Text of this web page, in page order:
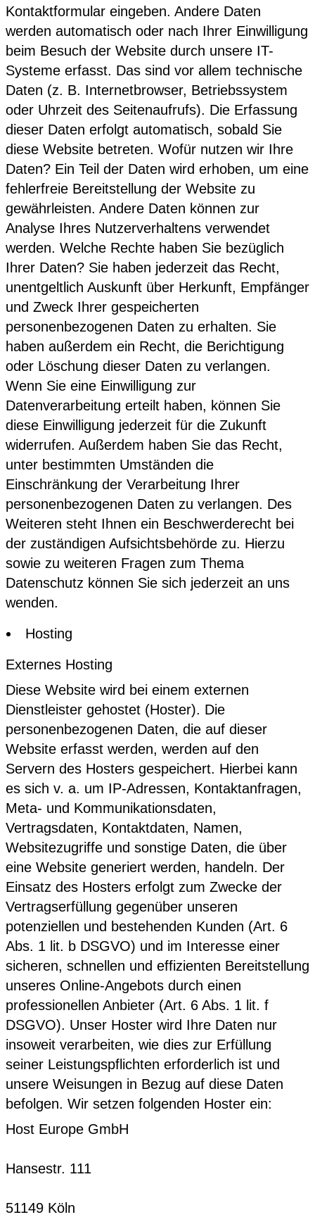
Kontaktformular eingeben. Andere Daten
werden automatisch oder nach Ihrer Einwilligung
beim Besuch der Website durch unsere IT-
Systeme erfasst. Das sind vor allem technische
Daten (z. B. Internetbrowser, Betriebssystem
oder Uhrzeit des Seitenaufrufs). Die Erfassung
dieser Daten erfolgt automatisch, sobald Sie
diese Website betreten. Wofür nutzen wir Ihre
Daten? Ein Teil der Daten wird erhoben, um eine
fehlerfreie Bereitstellung der Website zu
gewährleisten. Andere Daten können zur
Analyse Ihres Nutzerverhaltens verwendet
werden. Welche Rechte haben Sie bezüglich
Ihrer Daten? Sie haben jederzeit das Recht,
unentgeltlich Auskunft über Herkunft, Empfänger
und Zweck Ihrer gespeicherten
personenbezogenen Daten zu erhalten. Sie
haben außerdem ein Recht, die Berichtigung
oder Löschung dieser Daten zu verlangen.
Wenn Sie eine Einwilligung zur
Datenverarbeitung erteilt haben, können Sie
diese Einwilligung jederzeit für die Zukunft
widerrufen. Außerdem haben Sie das Recht,
unter bestimmten Umständen die
Einschränkung der Verarbeitung Ihrer
personenbezogenen Daten zu verlangen. Des
Weiteren steht Ihnen ein Beschwerderecht bei
der zuständigen Aufsichtsbehörde zu. Hierzu
sowie zu weiteren Fragen zum Thema
Datenschutz können Sie sich jederzeit an uns
wenden.
Hosting
Externes Hosting
Diese Website wird bei einem externen
Dienstleister gehostet (Hoster). Die
personenbezogenen Daten, die auf dieser
Website erfasst werden, werden auf den
Servern des Hosters gespeichert. Hierbei kann
es sich v. a. um IP-Adressen, Kontaktanfragen,
Meta- und Kommunikationsdaten,
Vertragsdaten, Kontaktdaten, Namen,
Websitezugriffe und sonstige Daten, die über
eine Website generiert werden, handeln. Der
Einsatz des Hosters erfolgt zum Zwecke der
Vertragserfüllung gegenüber unseren
potenziellen und bestehenden Kunden (Art. 6
Abs. 1 lit. b DSGVO) und im Interesse einer
sicheren, schnellen und effizienten Bereitstellung
unseres Online-Angebots durch einen
professionellen Anbieter (Art. 6 Abs. 1 lit. f
DSGVO). Unser Hoster wird Ihre Daten nur
insoweit verarbeiten, wie dies zur Erfüllung
seiner Leistungspflichten erforderlich ist und
unsere Weisungen in Bezug auf diese Daten
befolgen. Wir setzen folgenden Hoster ein:
Host Europe GmbH
Hansestr. 111
51149 Köln